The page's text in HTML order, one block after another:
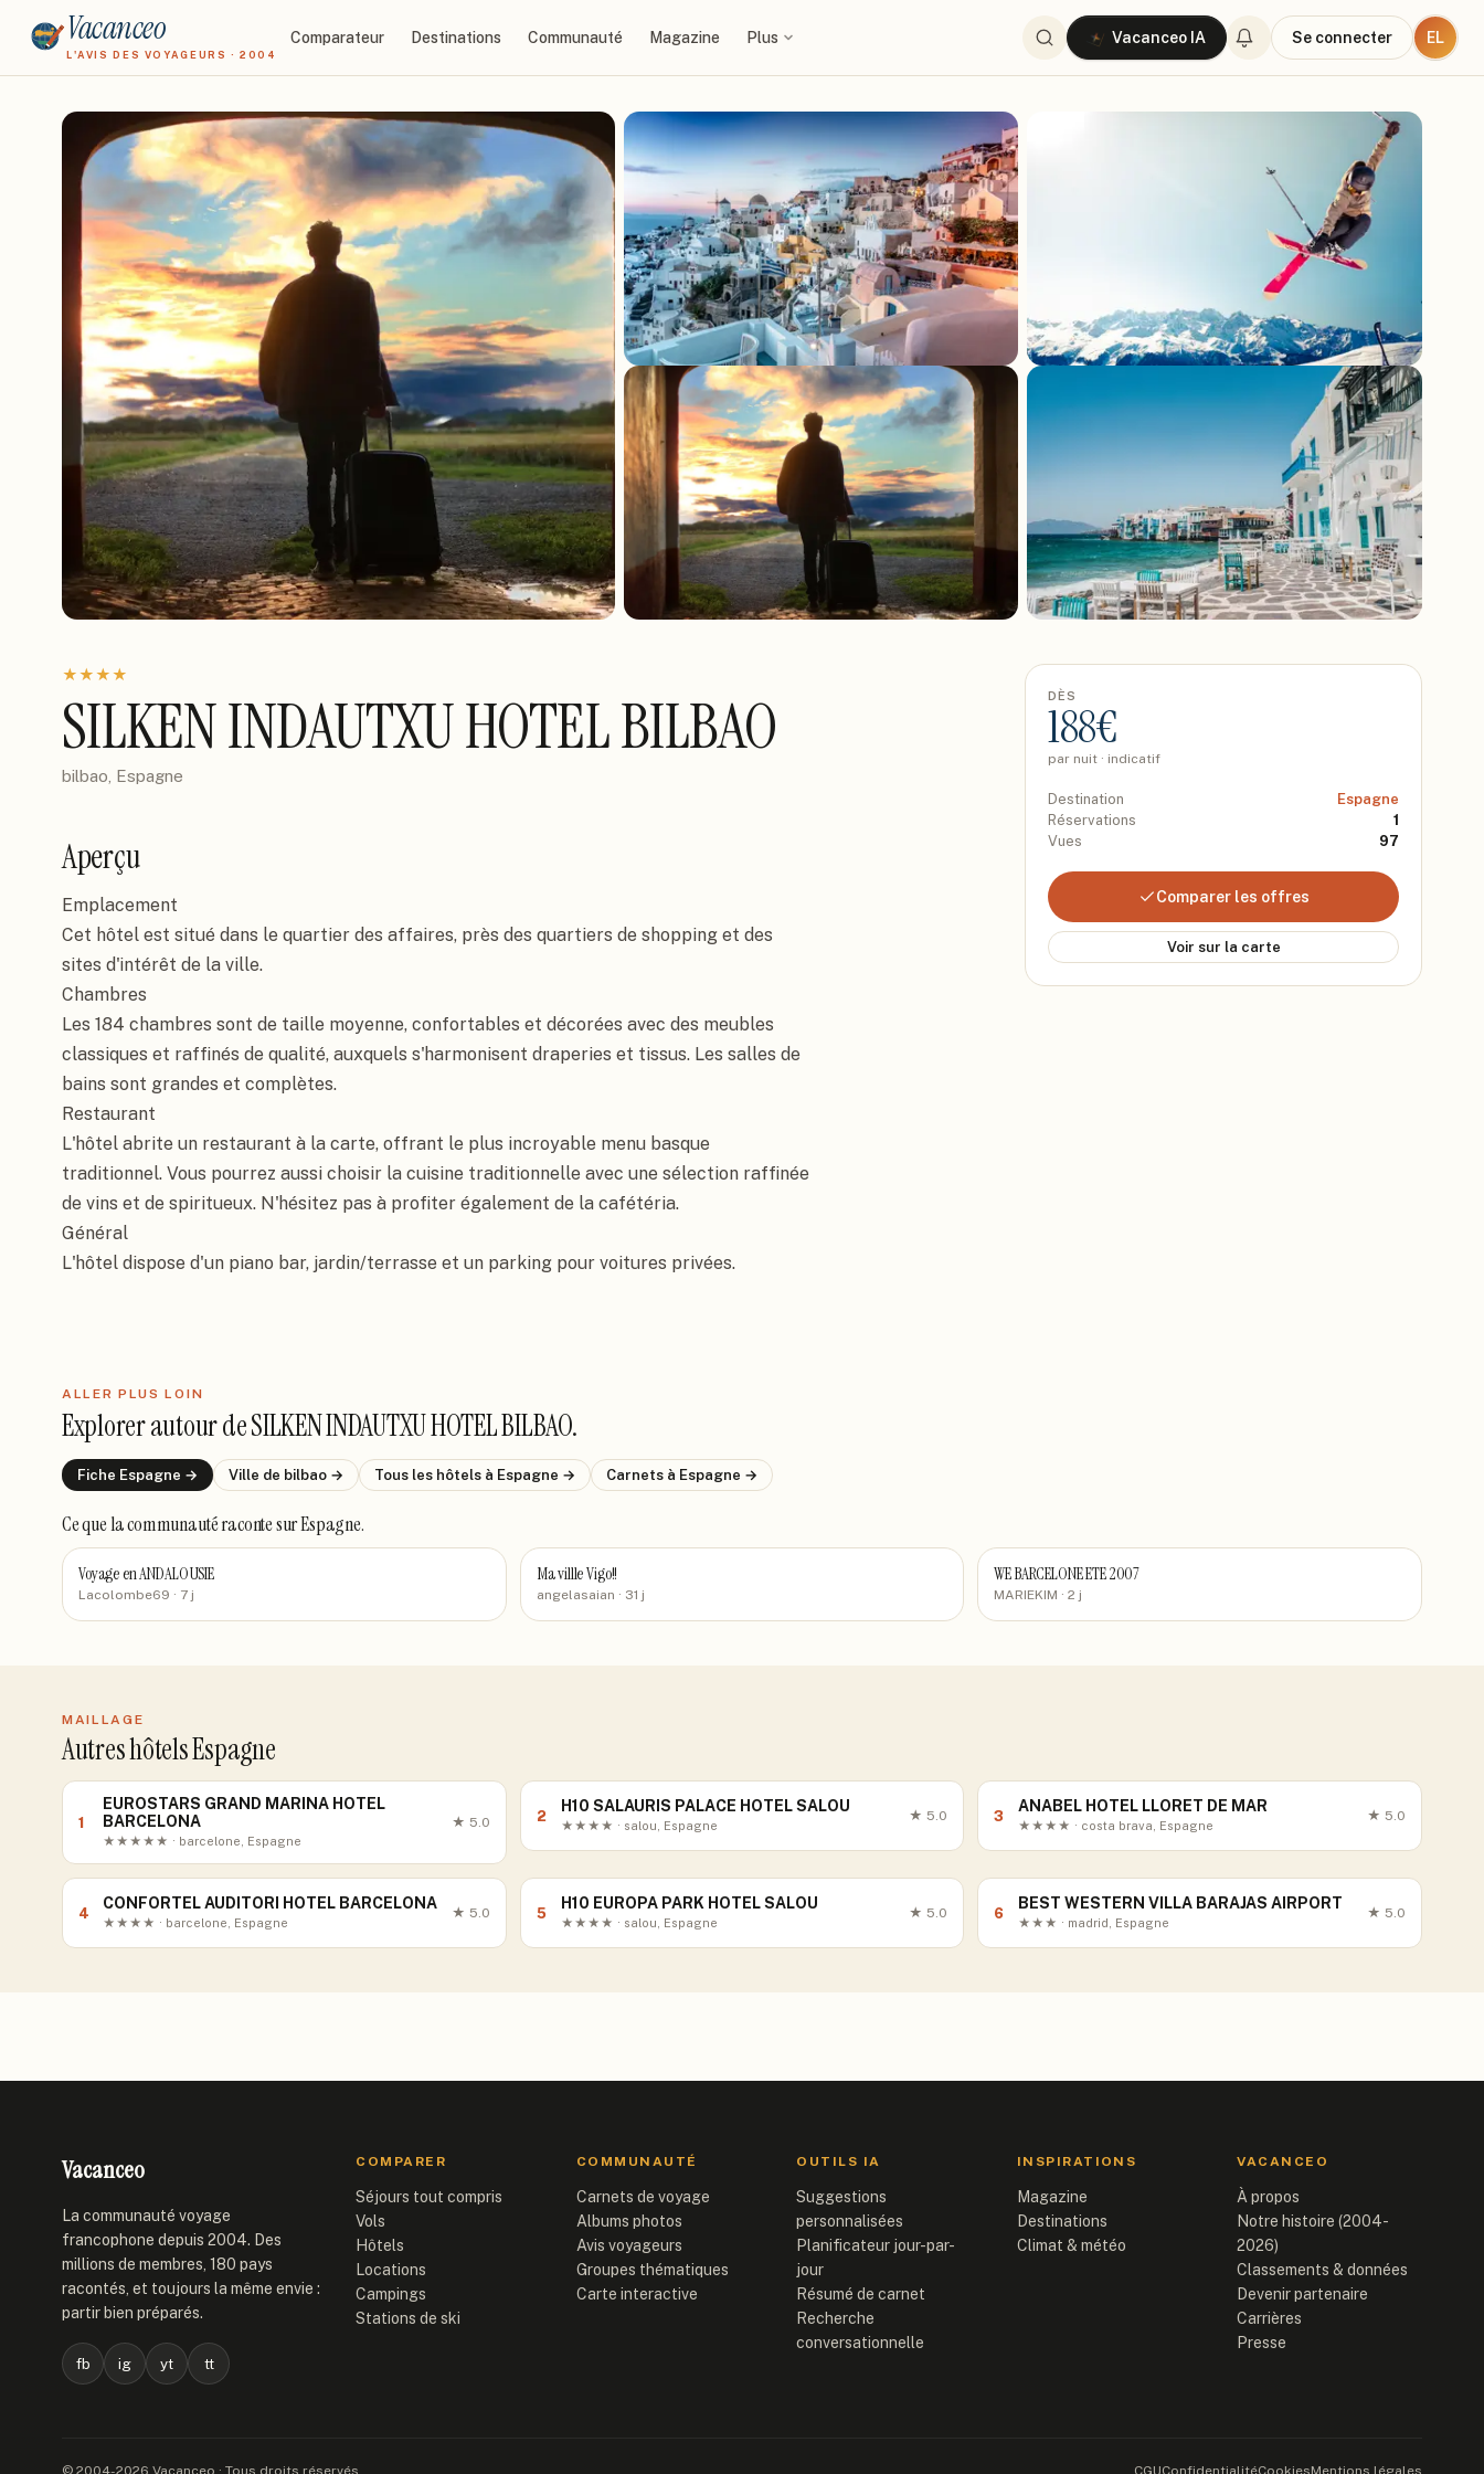
Vacanceo
L'AVIS DES VOYAGEURS · 2004
Comparateur Destinations Communauté Magazine Plus Vacanceo IA Se connecter EL
★★★★
SILKEN INDAUTXU HOTEL BILBAO
bilbao, Espagne
Aperçu
Emplacement
Cet hôtel est situé dans le quartier des affaires, près des quartiers de shopping et des
sites d'intérêt de la ville.
Chambres
Les 184 chambres sont de taille moyenne, confortables et décorées avec des meubles
classiques et raffinés de qualité, auxquels s'harmonisent draperies et tissus. Les salles de
bains sont grandes et complètes.
Restaurant
L'hôtel abrite un restaurant à la carte, offrant le plus incroyable menu basque
traditionnel. Vous pourrez aussi choisir la cuisine traditionnelle avec une sélection raffinée
de vins et de spiritueux. N'hésitez pas à profiter également de la cafétéria.
Général
L'hôtel dispose d'un piano bar, jardin/terrasse et un parking pour voitures privées.
DÈS
188€
par nuit · indicatif
Destination
Espagne
Réservations
1
Vues
97
Comparer les offres
Voir sur la carte
ALLER PLUS LOIN
Explorer autour deSILKEN INDAUTXU HOTEL BILBAO.
Fiche Espagne → Ville de bilbao → Tous les hôtels à Espagne → Carnets à Espagne →
Ce que la communauté racontesur Espagne.
Voyage en ANDALOUSIE
Lacolombe69 · 7 j
Ma villle Vigo!!
angelasaian · 31 j
WE BARCELONE ETE 2007
MARIEKIM · 2 j
MAILLAGE
Autres hôtels Espagne
1
EUROSTARS GRAND MARINA HOTEL
BARCELONA
★★★★★ · barcelone, Espagne
★ 5.0 2
H10 SALAURIS PALACE HOTEL SALOU
★★★★ · salou, Espagne
★ 5.0 3
ANABEL HOTEL LLORET DE MAR
★★★★ · costa brava, Espagne
★ 5.0
4
CONFORTEL AUDITORI HOTEL BARCELONA
★★★★ · barcelone, Espagne
★ 5.0 5
H10 EUROPA PARK HOTEL SALOU
★★★★ · salou, Espagne
★ 5.0 6
BEST WESTERN VILLA BARAJAS AIRPORT
★★★ · madrid, Espagne
★ 5.0
Vacanceo
La communauté voyage
francophone depuis 2004. Des
millions de membres, 180 pays
racontés, et toujours la même envie :
partir bien préparés.
fb ig yt tt
COMPARER
Séjours tout compris
Vols
Hôtels
Locations
Campings
Stations de ski
COMMUNAUTÉ
Carnets de voyage
Albums photos
Avis voyageurs
Groupes thématiques
Carte interactive
OUTILS IA
Suggestions
personnalisées
Planificateur jour-par-
jour
Résumé de carnet
Recherche
conversationnelle
INSPIRATIONS
Magazine
Destinations
Climat & météo
VACANCEO
À propos
Notre histoire (2004-
2026)
Classements & données
Devenir partenaire
Carrières
Presse
© 2004-2026 Vacanceo · Tous droits réservés CGUConfidentialitéCookiesMentions légales